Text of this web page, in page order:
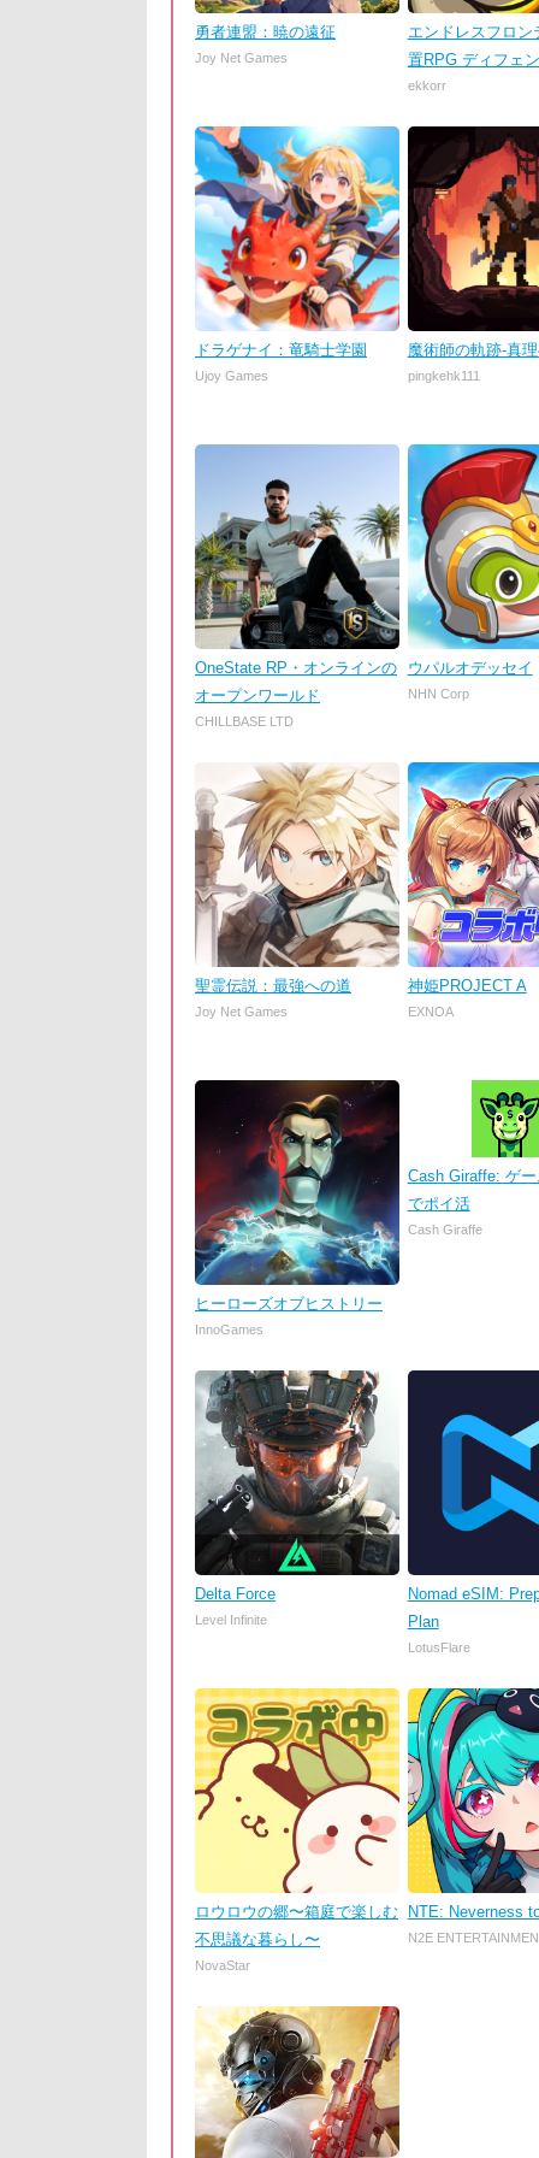
勇者連盟：暁の遠征
Joy Net Games
エンドレスフロン
置RPG ディフェ
ekkorr
ドラゲナイ：竜騎士学園
Ujoy Games
魔術師の軌跡-真
pingkehk111
OneState RP・オンラインの
オープンワールド
CHILLBASE LTD
ウパルオデッセイ
NHN Corp
聖霊伝説：最強への道
Joy Net Games
神姫PROJECT A
EXNOA
ヒーローズオブヒストリー
InnoGames
Cash Giraffe: ゲ
でポイ活
Cash Giraffe
Delta Force
Level Infinite
Nomad eSIM:
Plan
LotusFlare
ロウロウの郷〜箱庭で楽しむ
不思議な暮らし〜
NovaStar
NTE: Neverness
N2E